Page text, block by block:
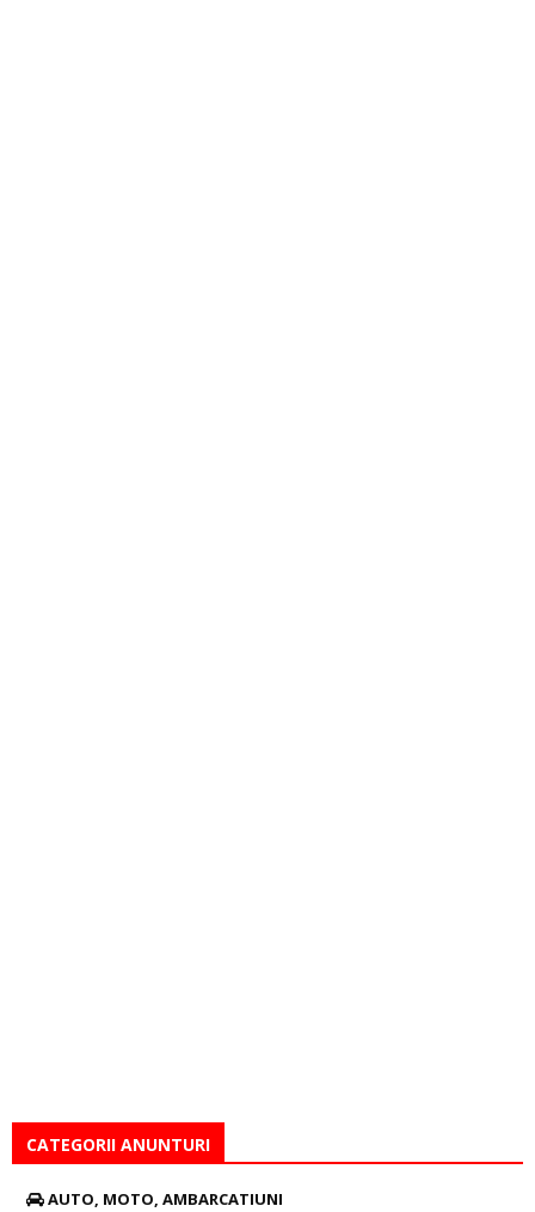
CATEGORII ANUNTURI
AUTO, MOTO, AMBARCATIUNI